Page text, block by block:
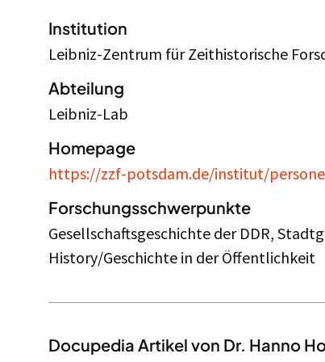
Institution
Leibniz-Zentrum für Zeithistorische
Abteilung
Leibniz-Lab
Homepage
https://zzf-potsdam.de/institut/
Forschungsschwerpunkte
Gesellschaftsgeschichte der DDR,
History/Geschichte in der Öffentlichkeit
Docupedia Artikel von Dr. Hanno